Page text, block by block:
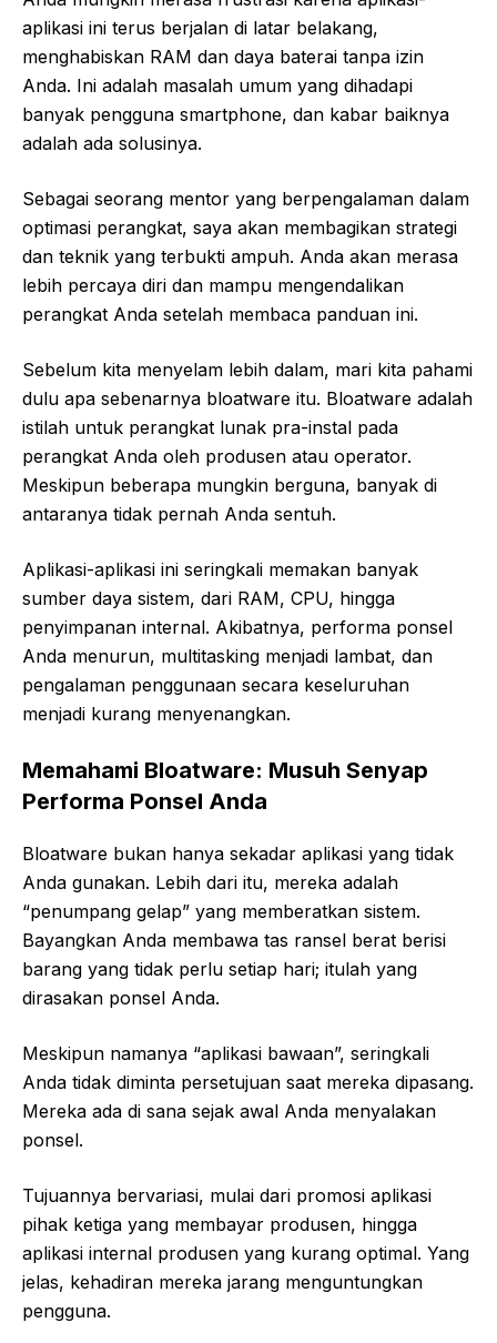
aplikasi ini terus berjalan di latar belakang,
menghabiskan RAM dan daya baterai tanpa izin
Anda. Ini adalah masalah umum yang dihadapi
banyak pengguna smartphone, dan kabar baiknya
adalah ada solusinya.
Sebagai seorang mentor yang berpengalaman dalam
optimasi perangkat, saya akan membagikan strategi
dan teknik yang terbukti ampuh. Anda akan merasa
lebih percaya diri dan mampu mengendalikan
perangkat Anda setelah membaca panduan ini.
Sebelum kita menyelam lebih dalam, mari kita pahami
dulu apa sebenarnya bloatware itu. Bloatware adalah
istilah untuk perangkat lunak pra-instal pada
perangkat Anda oleh produsen atau operator.
Meskipun beberapa mungkin berguna, banyak di
antaranya tidak pernah Anda sentuh.
Aplikasi-aplikasi ini seringkali memakan banyak
sumber daya sistem, dari RAM, CPU, hingga
penyimpanan internal. Akibatnya, performa ponsel
Anda menurun, multitasking menjadi lambat, dan
pengalaman penggunaan secara keseluruhan
menjadi kurang menyenangkan.
Memahami Bloatware: Musuh Senyap
Performa Ponsel Anda
Bloatware bukan hanya sekadar aplikasi yang tidak
Anda gunakan. Lebih dari itu, mereka adalah
“penumpang gelap” yang memberatkan sistem.
Bayangkan Anda membawa tas ransel berat berisi
barang yang tidak perlu setiap hari; itulah yang
dirasakan ponsel Anda.
Meskipun namanya “aplikasi bawaan”, seringkali
Anda tidak diminta persetujuan saat mereka dipasang.
Mereka ada di sana sejak awal Anda menyalakan
ponsel.
Tujuannya bervariasi, mulai dari promosi aplikasi
pihak ketiga yang membayar produsen, hingga
aplikasi internal produsen yang kurang optimal. Yang
jelas, kehadiran mereka jarang menguntungkan
pengguna.